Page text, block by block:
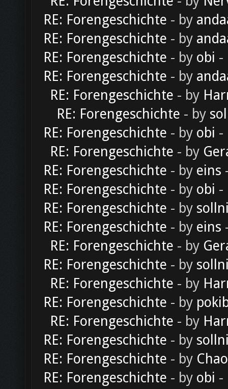
RE: Forengeschichte - by
RE: Forengeschichte - by
RE: Forengeschichte - by obi -
RE: Forengeschichte - by
RE: Forengeschichte - by
RE: Forengeschichte - by
RE: Forengeschichte - by obi -
RE: Forengeschichte - by
RE: Forengeschichte - by eins
RE: Forengeschichte - by obi -
RE: Forengeschichte - by
RE: Forengeschichte - by eins
RE: Forengeschichte - by
RE: Forengeschichte - by
RE: Forengeschichte - by
RE: Forengeschichte - by
RE: Forengeschichte - by
RE: Forengeschichte - by
RE: Forengeschichte - by
RE: Forengeschichte - by obi -